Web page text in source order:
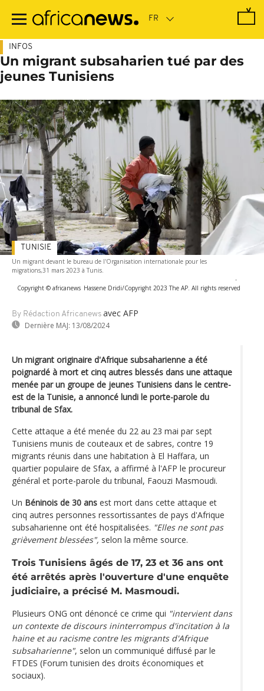
contenu
INFOS
Un migrant subsaharien tué par des
jeunes Tunisiens
Un migrant devant le bureau de l'Organisation internationale pour les
migrations,31 mars 2023 à Tunis.
-
Copyright © africanews Hassene Dridi/Copyright 2023 The AP. All rights reserved
By Rédaction Africanews avec AFP
Dernière MAJ: 13/08/2024
TUNISIE
Un migrant originaire d'Afrique subsaharienne a été
poignardé à mort et cinq autres blessés dans une attaque
menée par un groupe de jeunes Tunisiens dans le centre-
est de la Tunisie, a annoncé lundi le porte-parole du
tribunal de Sfax.
Cette attaque a été menée du 22 au 23 mai par sept
Tunisiens munis de couteaux et de sabres, contre 19
migrants réunis dans une habitation à El Haffara, un
quartier populaire de Sfax, a affirmé à l'AFP le procureur
général et porte-parole du tribunal, Faouzi Masmoudi.
Un Béninois de 30 ans est mort dans cette attaque et
cinq autres personnes ressortissantes de pays d'Afrique
subsaharienne ont été hospitalisées. "Elles ne sont pas
grièvement blessées", selon la même source.
Trois Tunisiens âgés de 17, 23 et 36 ans ont
été arrêtés après l'ouverture d'une enquête
judiciaire, a précisé M. Masmoudi.
Plusieurs ONG ont dénoncé ce crime qui "intervient dans
un contexte de discours ininterrompus d'incitation à la
haine et au racisme contre les migrants d'Afrique
subsaharienne", selon un communiqué diffusé par le
FTDES (Forum tunisien des droits économiques et
sociaux).